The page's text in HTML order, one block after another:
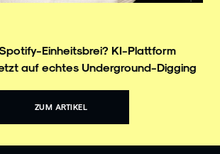
Einheitsbrei? KI-Plattform
auf echtes Underground-Digging
ZUM ARTIKEL